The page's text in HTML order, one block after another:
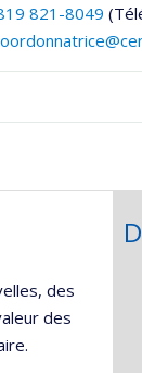
821-8049
des
des